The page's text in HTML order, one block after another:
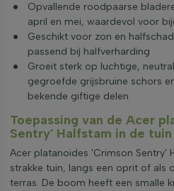
Opvallende roodpaarse
april en mei, waardevol voor
Geschikt voor zon en
passend bij halfverharding
Groeit sterk op luchtige,
gegroefde grijsbruine schors
bekende giftige delen
Toepassing van de Acer
Sentry' Halfstam in de tuin
Acer platanoides 'Crimson Sentry'
strakke tuin, langs een oprit of als
terras. De boom heeft een smalle